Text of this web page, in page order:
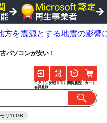
パソコンが安い！
モリ16GB
ログイン
会員登録
比較リスト 閲覧履歴 カート